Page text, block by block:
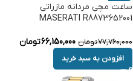
ساعت مچی مردانه مازراتی
MASERATI R8873652001
77,760,000تومان 66,150,000تومان
افزودن به سبد خرید